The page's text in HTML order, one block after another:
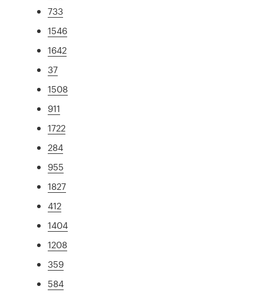
733
1546
1642
37
1508
911
1722
284
955
1827
412
1404
1208
359
584